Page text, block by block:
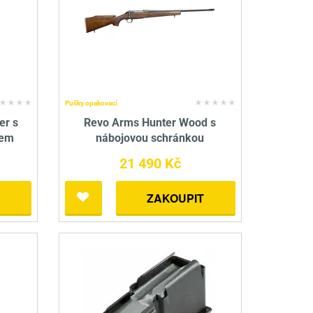
s
Pušky opakovací
Revo Arms Hunter Wood s
nábojovou schránkou
21 490 Kč
ZAKOUPIT